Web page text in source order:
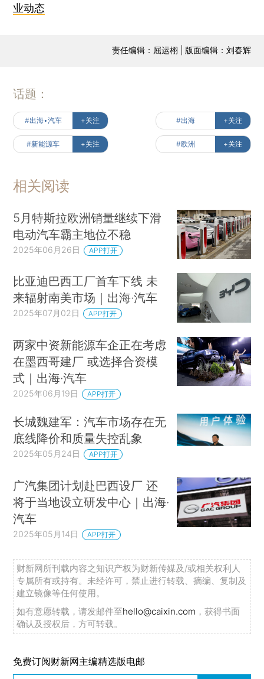
业动态
责任编辑：屈运栩 | 版面编辑：刘春辉
话题：
#出海•汽车 +关注 #出海 +关注
#新能源车 +关注 #欧洲 +关注
相关阅读
5月特斯拉欧洲销量继续下滑
电动汽车霸主地位不稳
2025年06月26日 APP打开
比亚迪巴西工厂首车下线 未
来辐射南美市场｜出海·汽车
2025年07月02日 APP打开
两家中资新能源车企正在考虑
在墨西哥建厂 或选择合资模
式｜出海·汽车
2025年06月19日 APP打开
长城魏建军：汽车市场存在无
底线降价和质量失控乱象
2025年05月24日 APP打开
广汽集团计划赴巴西设厂 还
将于当地设立研发中心｜出海·
汽车
2025年05月14日 APP打开
财新网所刊载内容之知识产权为财新传媒及/或相关权利人
专属所有或持有。未经许可，禁止进行转载、摘编、复制及
建立镜像等任何使用。
如有意愿转载，请发邮件至hello@caixin.com ，获得书面
确认及授权后，方可转载。
免费订阅财新网主编精选版电邮